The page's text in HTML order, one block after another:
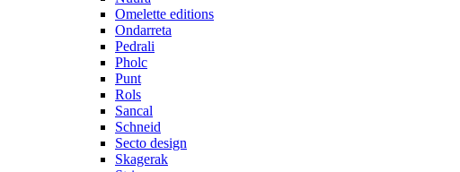
Omelette editions
Ondarreta
Pedrali
Pholc
Punt
Rols
Sancal
Schneid
Secto design
Skagerak